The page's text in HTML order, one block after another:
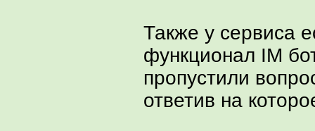
Также у сервиса
функционал IM
пропустили
ответив на